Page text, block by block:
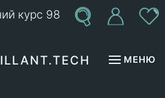
курс 98
МЕНЮ